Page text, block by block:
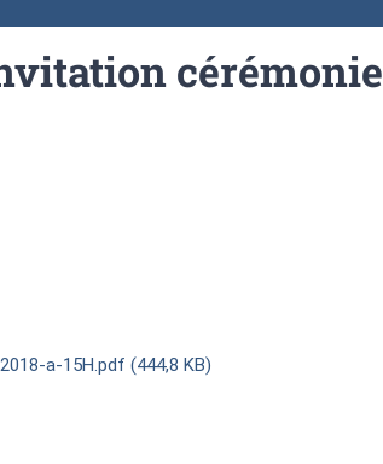
cérémonie
a-15H.pdf (444,8 KB)